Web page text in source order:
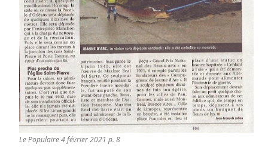
un
petit
tour
et
puis
revient.
Le Populaire 4 février 2021 p. 8